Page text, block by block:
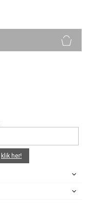
klik her!